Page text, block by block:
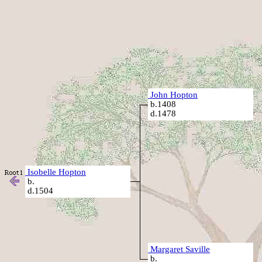
John Hopton
b.1408
d.1478
Isobelle Hopton
b.
d.1504
Margaret Saville
b.